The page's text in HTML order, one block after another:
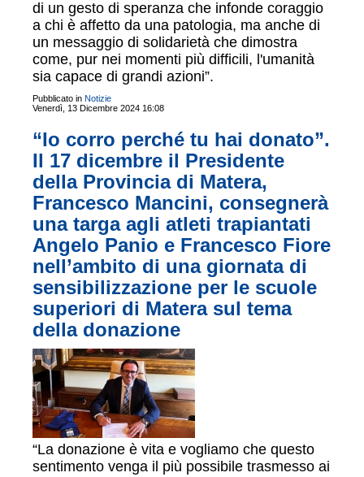
di un gesto di speranza che infonde coraggio
a chi è affetto da una patologia, ma anche di
un messaggio di solidarietà che dimostra
come, pur nei momenti più difficili, l'umanità
sia capace di grandi azioni”.
Pubblicato in Notizie
Venerdì, 13 Dicembre 2024 16:08
“Io corro perché tu hai donato”.
Il 17 dicembre il Presidente
della Provincia di Matera,
Francesco Mancini, consegnerà
una targa agli atleti trapiantati
Angelo Panio e Francesco Fiore
nell’ambito di una giornata di
sensibilizzazione per le scuole
superiori di Matera sul tema
della donazione
“La donazione è vita e vogliamo che questo
sentimento venga il più possibile trasmesso ai